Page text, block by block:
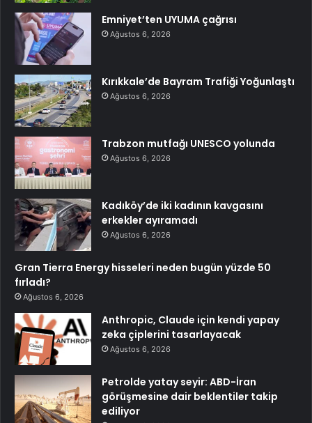
Emniyet’ten UYUMA çağrısı
Ağustos 6, 2026
Kırıkkale’de Bayram Trafiği Yoğunlaştı
Ağustos 6, 2026
Trabzon mutfağı UNESCO yolunda
Ağustos 6, 2026
Kadıköy’de iki kadının kavgasını
erkekler ayıramadı
Ağustos 6, 2026
Gran Tierra Energy hisseleri neden bugün yüzde 50
fırladı?
Ağustos 6, 2026
Anthropic, Claude için kendi yapay
zeka çiplerini tasarlayacak
Ağustos 6, 2026
Petrolde yatay seyir: ABD-İran
görüşmesine dair beklentiler takip
ediliyor